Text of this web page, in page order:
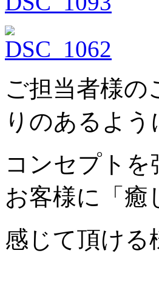
ご担当者様
りのあるよ
コンセプト
お客様に「癒
感じて頂ける